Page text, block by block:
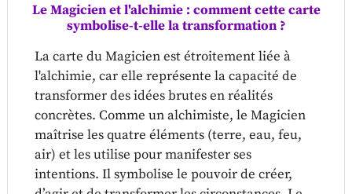
Le Magicien et l'alchimie : comment cette carte
symbolise-t-elle la transformation ?
La carte du Magicien est étroitement liée à
l'alchimie, car elle représente la capacité de
transformer des idées brutes en réalités
concrètes. Comme un alchimiste, le Magicien
maîtrise les quatre éléments (terre, eau, feu,
air) et les utilise pour manifester ses
intentions. Il symbolise le pouvoir de créer,